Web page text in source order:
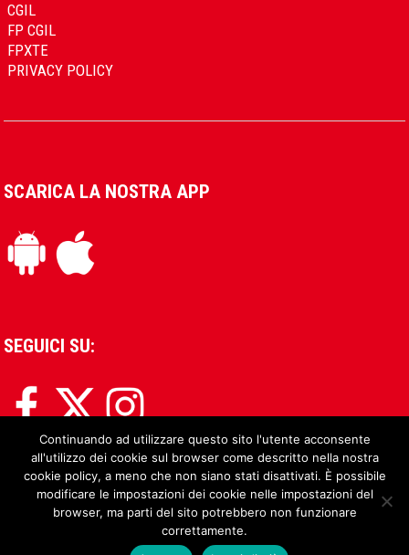
CGIL
FP CGIL
FPXTE
PRIVACY POLICY
SCARICA LA NOSTRA APP
SEGUICI SU:
Continuando ad utilizzare questo sito l'utente acconsente
all'utilizzo dei cookie sul browser come descritto nella nostra
cookie policy, a meno che non siano stati disattivati. È possibile
modificare le impostazioni dei cookie nelle impostazioni del
browser, ma parti del sito potrebbero non funzionare
correttamente.